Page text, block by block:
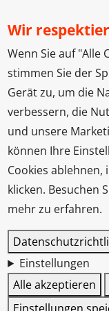
Wir
Wenn Sie auf "Alle
stimmen Sie der
Gerät zu, um die
verbessern, die
und unsere
können Ihre
Cookies ablehnen,
klicken. Besuchen
mehr zu erfahren.
Einstellungen
Alle akzeptieren